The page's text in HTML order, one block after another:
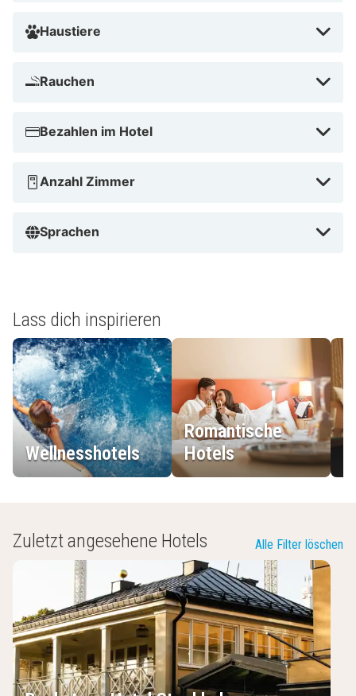
Haustiere
Rauchen
Bezahlen im Hotel
Anzahl Zimmer
Sprachen
Lass dich inspirieren
Wellnesshotels
Romantische
Hotels
Zuletzt angesehene Hotels Alle Filter löschen